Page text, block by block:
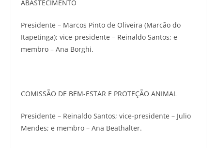
ABASTECIMENTO
Presidente – Marcos Pinto de Oliveira (Marcão do
Itapetinga); vice-presidente – Reinaldo Santos; e
membro – Ana Borghi.
COMISSÃO DE BEM-ESTAR E PROTEÇÃO ANIMAL
Presidente – Reinaldo Santos; vice-presidente – Julio
Mendes; e membro – Ana Beathalter.